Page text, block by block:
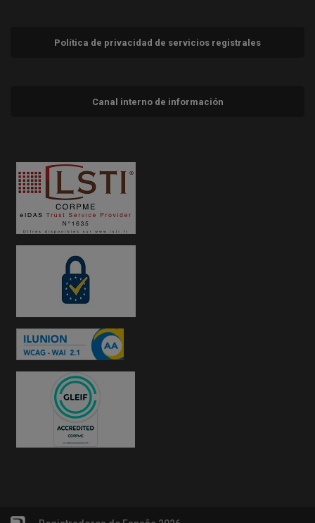
Política de privacidad de servicios registrales
Canal interno de información